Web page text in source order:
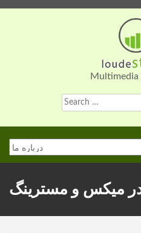
Multimedia
Search
for:
میکس و مسترینگ